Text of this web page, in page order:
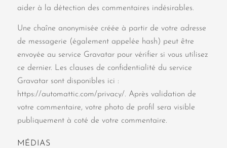
aider à la détection des commentaires indésirables.
Une chaîne anonymisée créée à partir de votre adresse
de messagerie (également appelée hash) peut être
envoyée au service Gravatar pour vérifier si vous utilisez
ce dernier. Les clauses de confidentialité du service
Gravatar sont disponibles ici :
https://automattic.com/privacy/. Après validation de
votre commentaire, votre photo de profil sera visible
publiquement à coté de votre commentaire.
MÉDIAS